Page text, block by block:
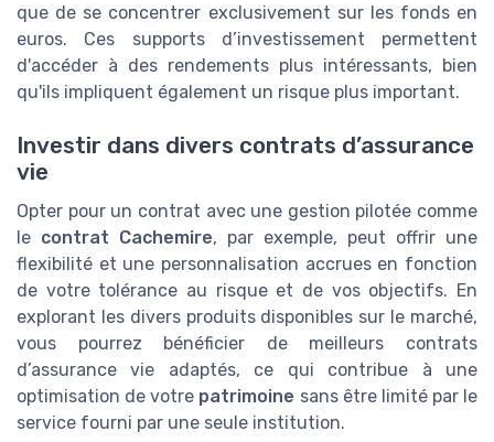
que de se concentrer exclusivement sur les fonds en
euros. Ces supports d’investissement permettent
d'accéder à des rendements plus intéressants, bien
qu'ils impliquent également un risque plus important.
Investir dans divers contrats d’assurance
vie
Opter pour un contrat avec une gestion pilotée comme
le contrat Cachemire, par exemple, peut offrir une
flexibilité et une personnalisation accrues en fonction
de votre tolérance au risque et de vos objectifs. En
explorant les divers produits disponibles sur le marché,
vous pourrez bénéficier de meilleurs contrats
d’assurance vie adaptés, ce qui contribue à une
optimisation de votre patrimoine sans être limité par le
service fourni par une seule institution.